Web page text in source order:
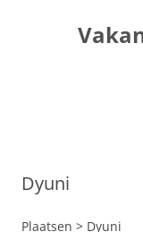
Dyuni
Plaatsen > Dyuni